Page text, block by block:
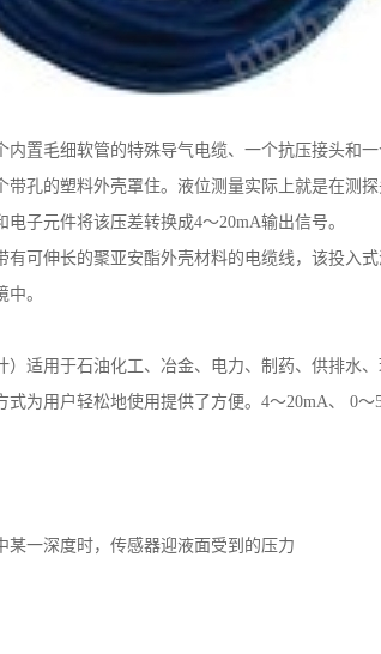
内置毛细软管的特殊导气电缆、一个抗压接头和一
带孔的塑料外壳罩住。液位测量实际上就是在测
子元件将该压差转换成4～20mA输出信号。
有可伸长的聚亚安酯外壳材料的电缆线，该投入
。
）适用于石油化工、冶金、电力、制药、供排水
为用户轻松地使用提供了方便。4～20mA、 0
某一深度时，传感器迎液面受到的压力